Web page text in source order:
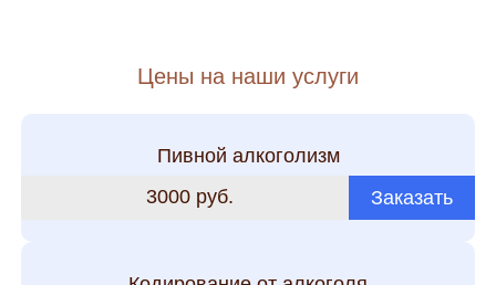
Цены на наши услуги
Пивной алкоголизм
3000 руб.
Заказать